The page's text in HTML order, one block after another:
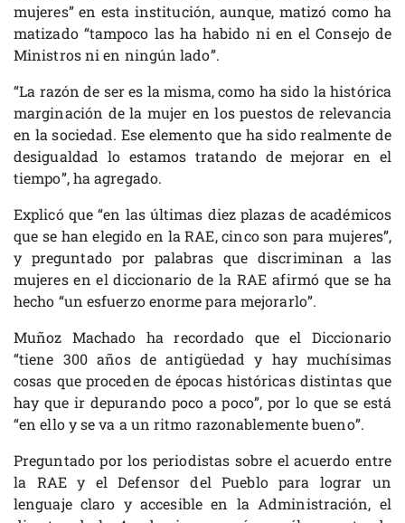
mujeres” en esta institución, aunque, matizó como ha
matizado “tampoco las ha habido ni en el Consejo de
Ministros ni en ningún lado”.
“La razón de ser es la misma, como ha sido la histórica
marginación de la mujer en los puestos de relevancia
en la sociedad. Ese elemento que ha sido realmente de
desigualdad lo estamos tratando de mejorar en el
tiempo”, ha agregado.
Explicó que “en las últimas diez plazas de académicos
que se han elegido en la RAE, cinco son para mujeres”,
y preguntado por palabras que discriminan a las
mujeres en el diccionario de la RAE afirmó que se ha
hecho “un esfuerzo enorme para mejorarlo”.
Muñoz Machado ha recordado que el Diccionario
“tiene 300 años de antigüedad y hay muchísimas
cosas que proceden de épocas históricas distintas que
hay que ir depurando poco a poco”, por lo que se está
“en ello y se va a un ritmo razonablemente bueno”.
Preguntado por los periodistas sobre el acuerdo entre
la RAE y el Defensor del Pueblo para lograr un
lenguaje claro y accesible en la Administración, el